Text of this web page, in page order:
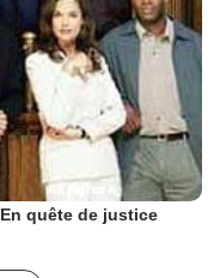
En quête de justice